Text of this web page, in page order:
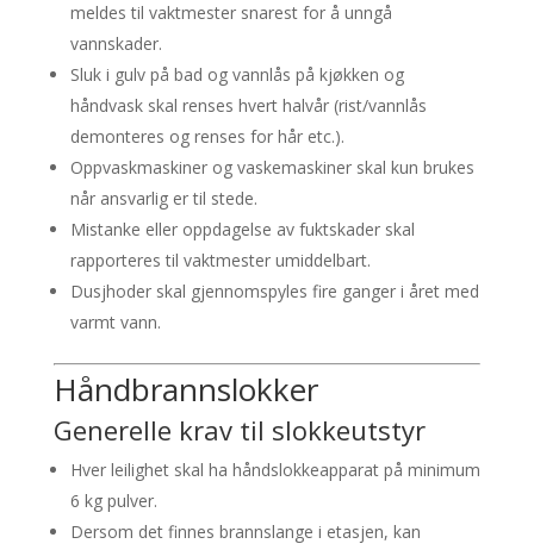
meldes til vaktmester snarest for å unngå
vannskader.
Sluk i gulv på bad og vannlås på kjøkken og
håndvask skal renses hvert halvår (rist/vannlås
demonteres og renses for hår etc.).
Oppvaskmaskiner og vaskemaskiner skal kun brukes
når ansvarlig er til stede.
Mistanke eller oppdagelse av fuktskader skal
rapporteres til vaktmester umiddelbart.
Dusjhoder skal gjennomspyles fire ganger i året med
varmt vann.
Håndbrannslokker
Generelle krav til slokkeutstyr
Hver leilighet skal ha håndslokkeapparat på minimum
6 kg pulver.
Dersom det finnes brannslange i etasjen, kan